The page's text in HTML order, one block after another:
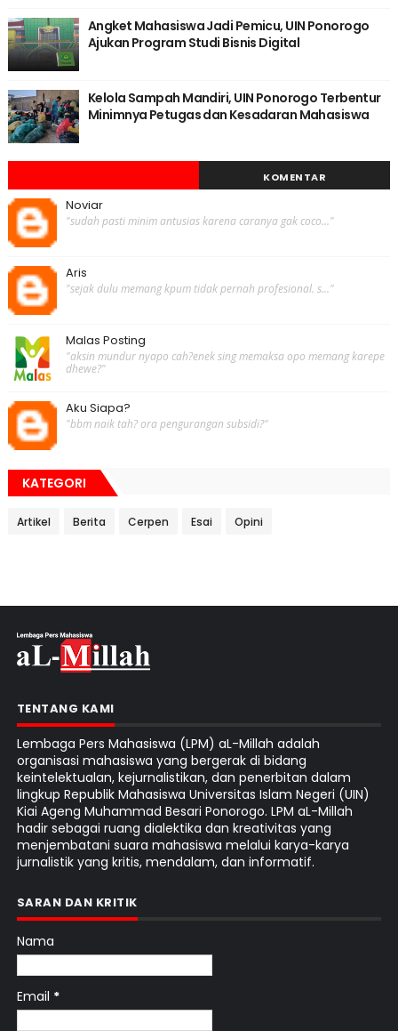
Angket Mahasiswa Jadi Pemicu, UIN Ponorogo
Ajukan Program Studi Bisnis Digital
Kelola Sampah Mandiri, UIN Ponorogo Terbentur
Minimnya Petugas dan Kesadaran Mahasiswa
KOMENTAR
Noviar
"sudah pasti minim antusias karena caranya gak coco..."
Aris
"sejak dulu memang kpum tidak pernah profesional. s..."
Malas Posting
"aksin mundur nyapo cah?enek sing memaksa opo memang karepe
dhewe?"
Aku Siapa?
"bbm naik tah? ora pengurangan subsidi?"
KATEGORI
Artikel Berita Cerpen Esai Opini
TENTANG KAMI
Lembaga Pers Mahasiswa (LPM) aL-Millah adalah
organisasi mahasiswa yang bergerak di bidang
keintelektualan, kejurnalistikan, dan penerbitan dalam
lingkup Republik Mahasiswa Universitas Islam Negeri (UIN)
Kiai Ageng Muhammad Besari Ponorogo. LPM aL-Millah
hadir sebagai ruang dialektika dan kreativitas yang
menjembatani suara mahasiswa melalui karya-karya
jurnalistik yang kritis, mendalam, dan informatif.
SARAN DAN KRITIK
Nama
Email *